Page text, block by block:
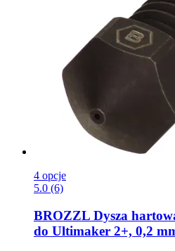
4 opcje
5.0 (6)
BROZZL Dysza
do Ultimaker 2+, 0,2